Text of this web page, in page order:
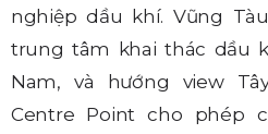
nghiệp dầu khí. Vũng
trung tâm khai thác dầu
Nam, và hướng view
Centre Point cho phép